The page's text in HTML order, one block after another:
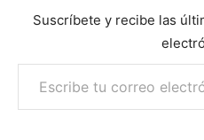
Suscríbete y recibe las
Escribe tu correo electrónico…